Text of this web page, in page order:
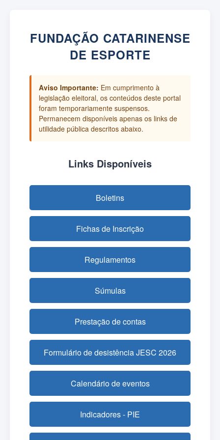
FUNDAÇÃO CATARINENSE
DE ESPORTE
Aviso Importante: Em cumprimento à
legislação eleitoral, os conteúdos deste portal
foram temporariamente suspensos.
Permanecem disponíveis apenas os links de
utilidade pública descritos abaixo.
Links Disponíveis
Boletins
Fichas de Inscrição
Regulamentos
Súmulas
Prestação de contas
Formulário de desistência JESC 2026
Calendário de eventos
Indicadores - PIE